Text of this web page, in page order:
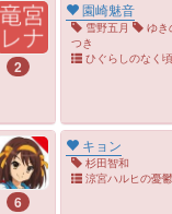
2
園崎魅音
雪野五月
ゆき
つき
ひぐらしのなく
6
キョン
杉田智和
涼宮ハルヒの憂鬱